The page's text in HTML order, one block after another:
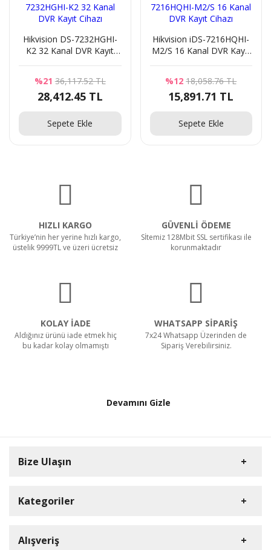
Hikvision DS-7232HGHI-
K2 32 Kanal DVR Kayıt
%21 36,117.52 TL
28,412.45 TL
Sepete Ekle
Hikvision iDS-7216HQHI-
M2/S 16 Kanal DVR Kayıt
%12 18,058.76 TL
15,891.71 TL
Sepete Ekle
HIZLI KARGO
Türkiye’nin her yerine hızlı kargo,
üstelik 9999TL ve üzeri ücretsiz
GÜVENLİ ÖDEME
Sİtemiz 128Mbit SSL sertifikası ile
korunmaktadır
KOLAY İADE
Aldığınız ürünü iade etmek hiç
bu kadar kolay olmamıştı
WHATSAPP SİPARİŞ
7x24 Whatsapp Üzerinden de
Sipariş Verebilirsiniz.
Devamını Gizle
Bize Ulaşın
Kategoriler
Alışveriş